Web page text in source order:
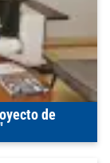
de